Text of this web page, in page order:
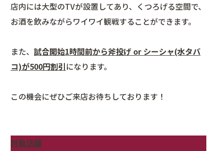
店内には大型のTVが設置してあり、くつろげる空間で、
お酒を飲みながらワイワイ観戦することができます。
また、 試合開始1時間前から斧投げ or シーシャ(水タバ
コ)が500円割引になります。
この機会にぜひご来店お待ちしております！
対象店舗